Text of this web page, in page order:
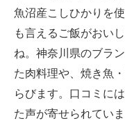
ちょっと気になるネッ
魚沼産こしひかりを
も言えるご飯がおい
ね。神奈川県のブラ
た肉料理や、焼き魚
らびます。口コミに
た声が寄せられていま